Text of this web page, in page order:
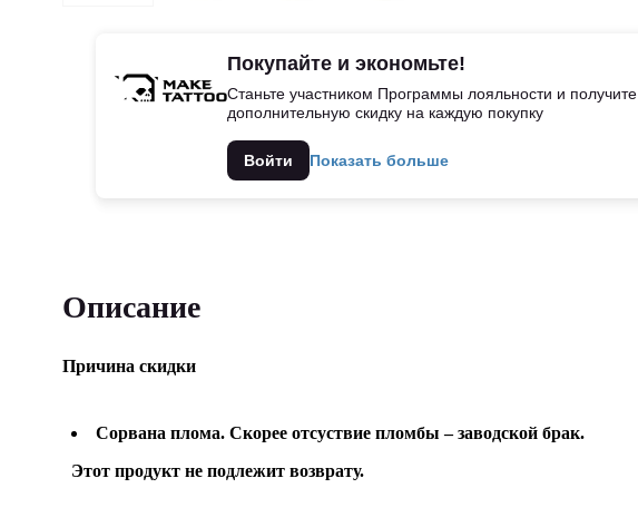
Покупайте и экономьте!
Станьте участником Программы лояльности и получите
дополнительную скидку на каждую покупку
Войти Показать больше
Описание
Причина скидки
Сорвана плома. Скорее отсуствие пломбы – заводской брак.
Этот продукт не подлежит возврату.